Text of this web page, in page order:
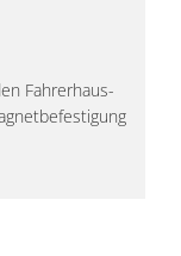
Fahrerhaus-